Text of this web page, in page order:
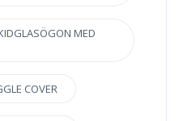
MED
COVER